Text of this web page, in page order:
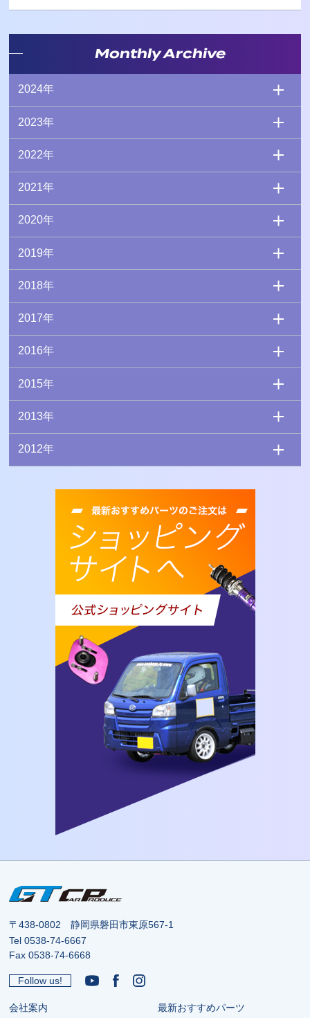
Monthly Archive
2024年
2023年
2022年
2021年
2020年
2019年
2018年
2017年
2016年
2015年
2013年
2012年
〒438-0802 静岡県磐田市東原567-1
Tel0538-74-6667
Fax 0538-74-6668
Follow us!
会社案内 最新おすすめパーツ